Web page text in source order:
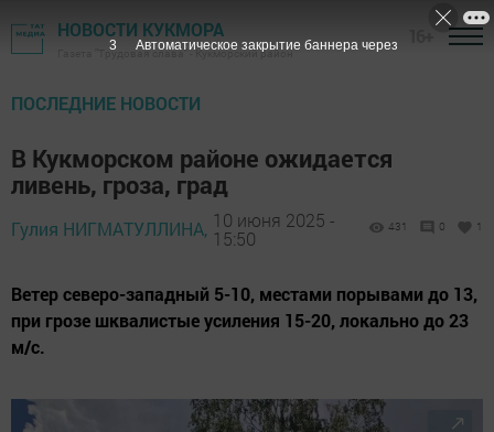
НОВОСТИ КУКМОРА
Газета "Трудовая слава" - Кукморский район
ПОСЛЕДНИЕ НОВОСТИ
В Кукморском районе ожидается
ливень, гроза, град
Гулия НИГМАТУЛЛИНА, 10 июня 2025 -
15:50
431 0 1
Ветер северо-западный 5-10, местами порывами до 13,
при грозе шквалистые усиления 15-20, локально до 23
м/с.
1 Автоматическое закрытие баннера через